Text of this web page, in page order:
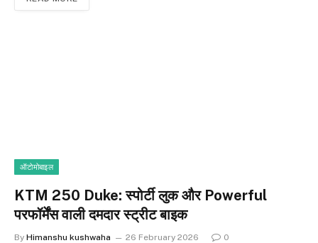
ऑटोमोबाइल
KTM 250 Duke: स्पोर्टी लुक और Powerful
परफॉर्मेंस वाली दमदार स्ट्रीट बाइक
By Himanshu kushwaha 26 February 2026 0